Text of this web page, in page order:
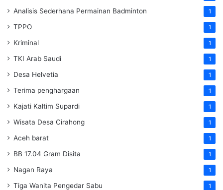
Analisis Sederhana Permainan Badminton 1
TPPO 1
Kriminal 1
TKI Arab Saudi 1
Desa Helvetia 1
Terima penghargaan 1
Kajati Kaltim Supardi 1
Wisata Desa Cirahong 1
Aceh barat 1
BB 17.04 Gram Disita 1
Nagan Raya 1
Tiga Wanita Pengedar Sabu 1